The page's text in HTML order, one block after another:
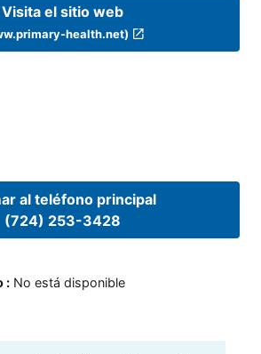
Visita el sitio web
health.net)
al teléfono principal
(724) 253-3428
: No está disponible